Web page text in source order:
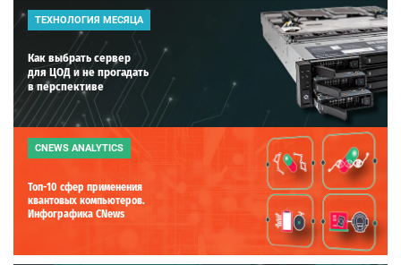
ТЕХНОЛОГИЯ МЕСЯЦА
Как выбрать сервер
для ЦОД и не прогадать
в перспективе
CNEWS ANALYTICS
Топ-10 сфер применения
квантовых компьютеров.
Инфографика CNews